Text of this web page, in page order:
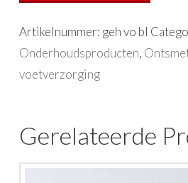
Artikelnummer: geh vo bl
Onderhoudsproducten,
voetverzorging
Gerelateerde